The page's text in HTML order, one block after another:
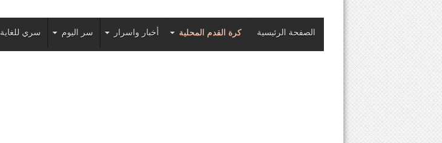
الصفحة الرئيسية كرة القدم المحلية أخبار واسرار سر اليوم سري للغاية